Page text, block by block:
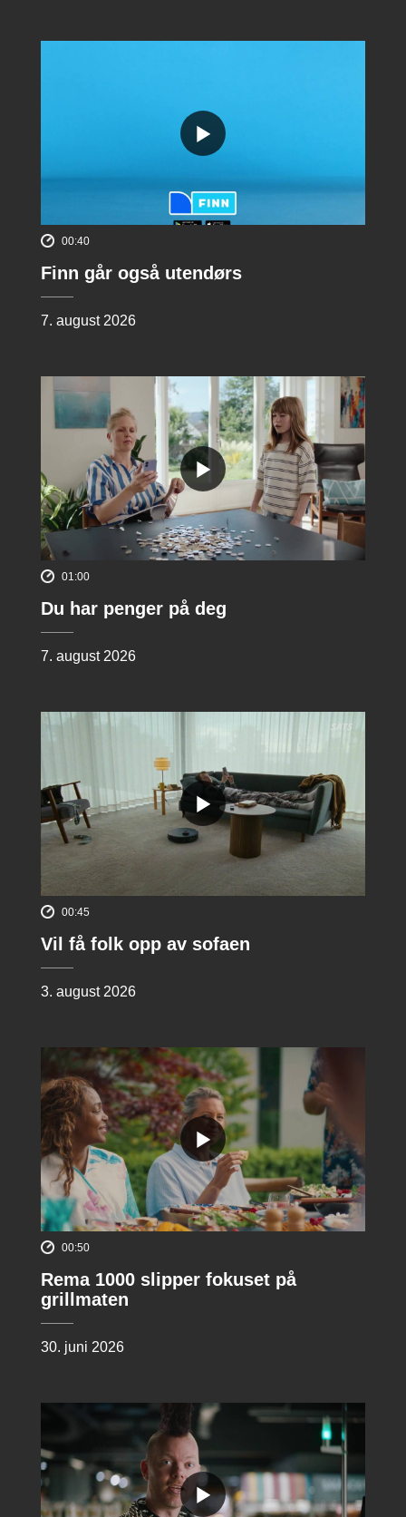
00:40
Finn går også utendørs
7. august 2026
01:00
Du har penger på deg
7. august 2026
00:45
Vil få folk opp av sofaen
3. august 2026
00:50
Rema 1000 slipper fokuset på
grillmaten
30. juni 2026